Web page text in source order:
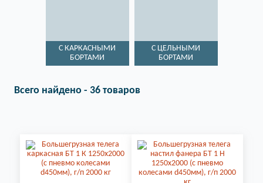
С КАРКАСНЫМИ
БОРТАМИ
С ЦЕЛЬНЫМИ
БОРТАМИ
Всего найдено - 36 товаров